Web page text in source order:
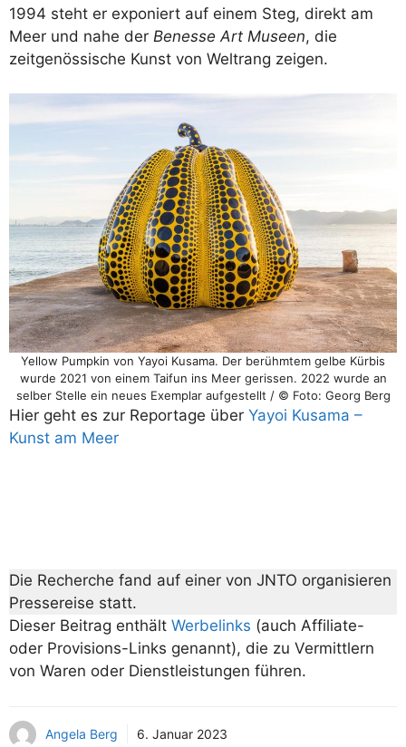
1994 steht er exponiert auf einem Steg, direkt am
Meer und nahe der Benesse Art Museen, die
zeitgenössische Kunst von Weltrang zeigen.
Yellow Pumpkin von Yayoi Kusama. Der berühmtem gelbe Kürbis
wurde 2021 von einem Taifun ins Meer gerissen. 2022 wurde an
selber Stelle ein neues Exemplar aufgestellt / © Foto: Georg Berg
Hier geht es zur Reportage über Yayoi Kusama –
Kunst am Meer
Die Recherche fand auf einer von JNTO organisieren
Pressereise statt.
Dieser Beitrag enthält Werbelinks (auch Affiliate-
oder Provisions-Links genannt), die zu Vermittlern
von Waren oder Dienstleistungen führen.
Angela Berg 6. Januar 2023